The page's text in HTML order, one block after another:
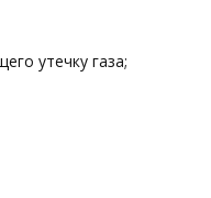
утечку газа;